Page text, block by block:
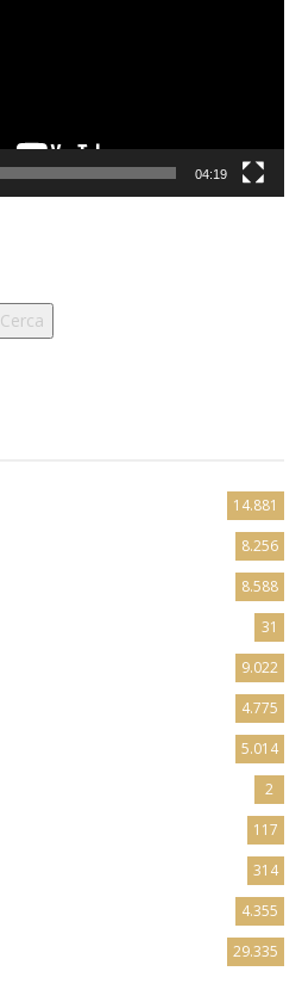
04:19
Cerca
14.881
8.256
8.588
31
9.022
4.775
5.014
2
117
314
4.355
29.335